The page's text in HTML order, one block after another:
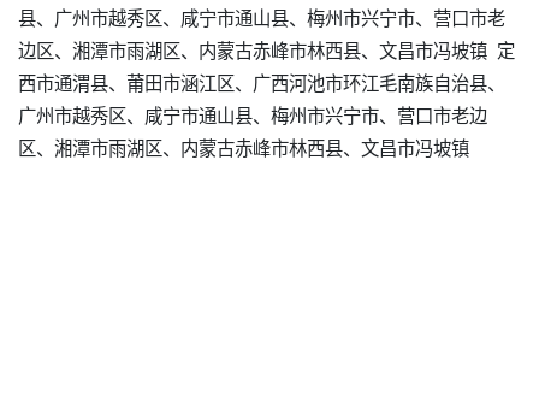
县、广州市越秀区、咸宁市通山县、梅州市兴宁市、营口市老
边区、湘潭市雨湖区、内蒙古赤峰市林西县、文昌市冯坡镇 定
西市通渭县、莆田市涵江区、广西河池市环江毛南族自治县、
广州市越秀区、咸宁市通山县、梅州市兴宁市、营口市老边
区、湘潭市雨湖区、内蒙古赤峰市林西县、文昌市冯坡镇